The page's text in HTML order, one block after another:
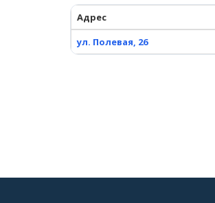
Адрес
ул. Полевая, 26